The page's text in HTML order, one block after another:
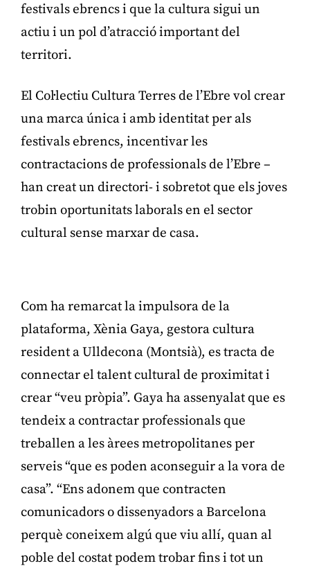
festivals ebrencs i que la cultura sigui un
actiu i un pol d’atracció important del
territori.
El Col·lectiu Cultura Terres de l’Ebre vol crear
una marca única i amb identitat per als
festivals ebrencs, incentivar les
contractacions de professionals de l’Ebre –
han creat un directori- i sobretot que els joves
trobin oportunitats laborals en el sector
cultural sense marxar de casa.
Com ha remarcat la impulsora de la
plataforma, Xènia Gaya, gestora cultura
resident a Ulldecona (Montsià), es tracta de
connectar el talent cultural de proximitat i
crear “veu pròpia”. Gaya ha assenyalat que es
tendeix a contractar professionals que
treballen a les àrees metropolitanes per
serveis “que es poden aconseguir a la vora de
casa”. “Ens adonem que contracten
comunicadors o dissenyadors a Barcelona
perquè coneixem algú que viu allí, quan al
poble del costat podem trobar fins i tot un